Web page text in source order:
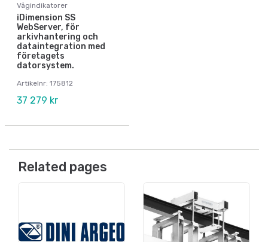
Vågindikatorer
iDimension SS
WebServer, för
arkivhantering och
dataintegration med
företagets
datorsystem.
Artikelnr: 175812
37 279 kr
Related pages